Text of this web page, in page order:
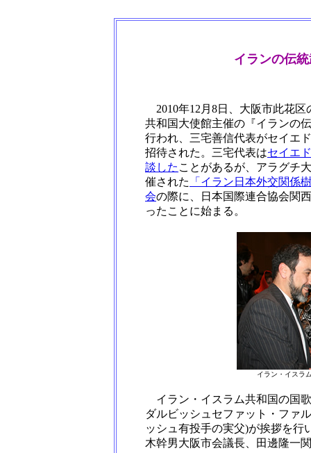
イランの伝
2010年12月8日、大阪市此花
共和国大使館主催の『イランの
行われ、三宅善信代表がセイエ
招待された。三宅代表はセイエ
談した ことがあるが、アラグチ
催された
「イラン日本外交関係
会の際に、日本国際連合協会関
ったことに始まる。
イラン・イスラ
イラン・イスラム共和国の国
ダルビッシュセファット・ファ
ッシュ有投手の実父)が挨拶を行
木幹男大阪市会議長、田邊隆一